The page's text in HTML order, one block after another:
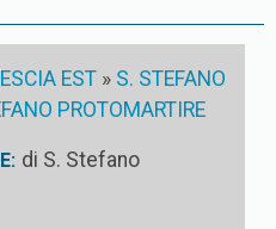
EST » S. STEFANO
PROTOMARTIRE
di S. Stefano